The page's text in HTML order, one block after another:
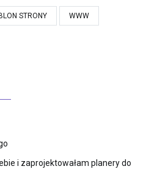
STRONY WWW
i zaprojektowałam planery do